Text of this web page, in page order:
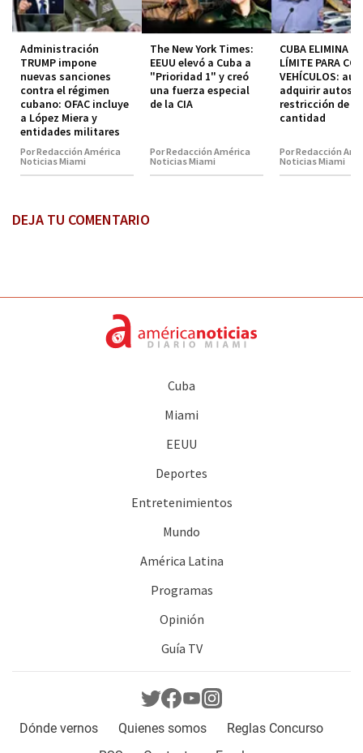
Administración
TRUMP impone
nuevas sanciones
contra el régimen
cubano: OFAC incluye
a López Miera y
entidades militares
Por Redacción América
Noticias Miami
The New York Times:
EEUU elevó a Cuba a
"Prioridad 1" y creó
una fuerza especial
de la CIA
Por Redacción América
Noticias Miami
CUBA ELIMINA EL
LÍMITE PARA
VEHÍCULOS:
adquirir autos
restricción de
cantidad
Por Redacción
Noticias Miami
DEJA TU COMENTARIO
Cuba
Miami
EEUU
Deportes
Entretenimientos
Mundo
América Latina
Programas
Opinión
Guía TV
Dónde vernos Quienes somos
Reglas Concurso